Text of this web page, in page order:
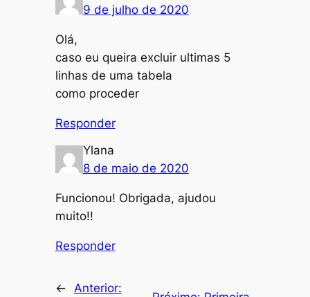
9 de julho de 2020
Olá,
caso eu queira excluir ultimas 5
linhas de uma tabela
como proceder
Responder
Ylana
8 de maio de 2020
Funcionou! Obrigada, ajudou
muito!!
Responder
← Anterior: